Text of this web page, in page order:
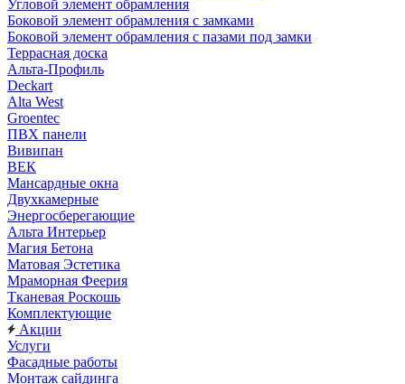
Угловой элемент обрамления
Боковой элемент обрамления с замками
Боковой элемент обрамления с пазами под замки
Террасная доска
Альта-Профиль
Deckart
Alta West
Groentec
ПВХ панели
Вивипан
ВЕК
Мансардные окна
Двухкамерные
Энергосберегающие
Альта Интерьер
Магия Бетона
Матовая Эстетика
Мраморная Феерия
Тканевая Роскошь
Комплектующие
Акции
Услуги
Фасадные работы
Монтаж сайдинга